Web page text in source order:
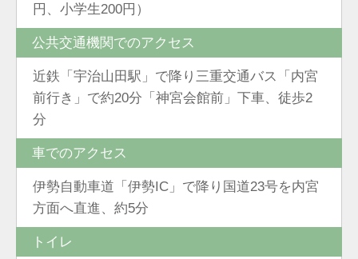
円、小学生200円）
公共交通機関でのアクセス
近鉄「宇治山田駅」で降り三重交通バス「内宮
前行き」で約20分「神宮会館前」下車、徒歩2
分
車でのアクセス
伊勢自動車道「伊勢IC」で降り国道23号を内宮
方面へ直進、約5分
トイレ